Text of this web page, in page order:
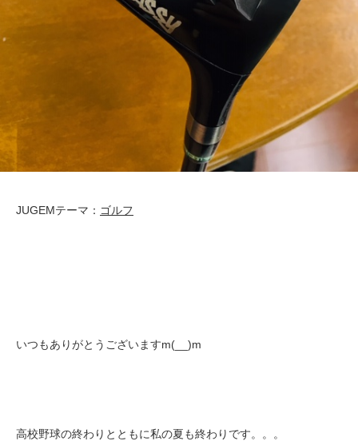
JUGEMテーマ： ゴルフ
いつもありがとうございますm(__)m
高校野球の終わりとともに私の夏も終わりです。。。